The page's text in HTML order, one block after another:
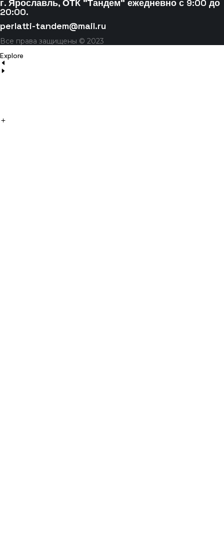
г. Ярославль, ОТК "Тандем" ежедневно с 9:00 до
20:00.
perlatti-tandem@mail.ru
Все права защищены © 2023
Explore